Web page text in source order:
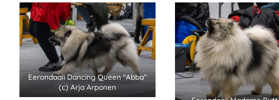
Eerondaali Dancing Queen "Abba"
(c) Arja Arponen